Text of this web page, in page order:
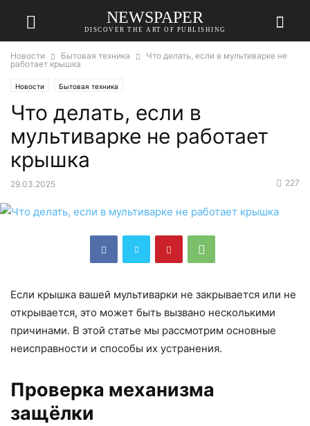
NEWSPAPER
DISCOVER THE ART OF PUBLISHING
Новости Бытовая техника
Что делать, если в мультиварке не
работает крышка
Новости Бытовая техника
Что делать, если в
мультиварке не работает
крышка
29.03.2025 227
Если крышка вашей мультиварки не закрывается или не
открывается, это может быть вызвано несколькими
причинами. В этой статье мы рассмотрим основные
неисправности и способы их устранения.
Проверка механизма
защёлки